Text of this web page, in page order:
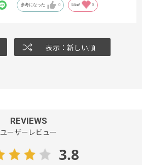
参考になった 0 Like! 0
表示：新しい順
REVIEWS
ユーザーレビュー
3.8